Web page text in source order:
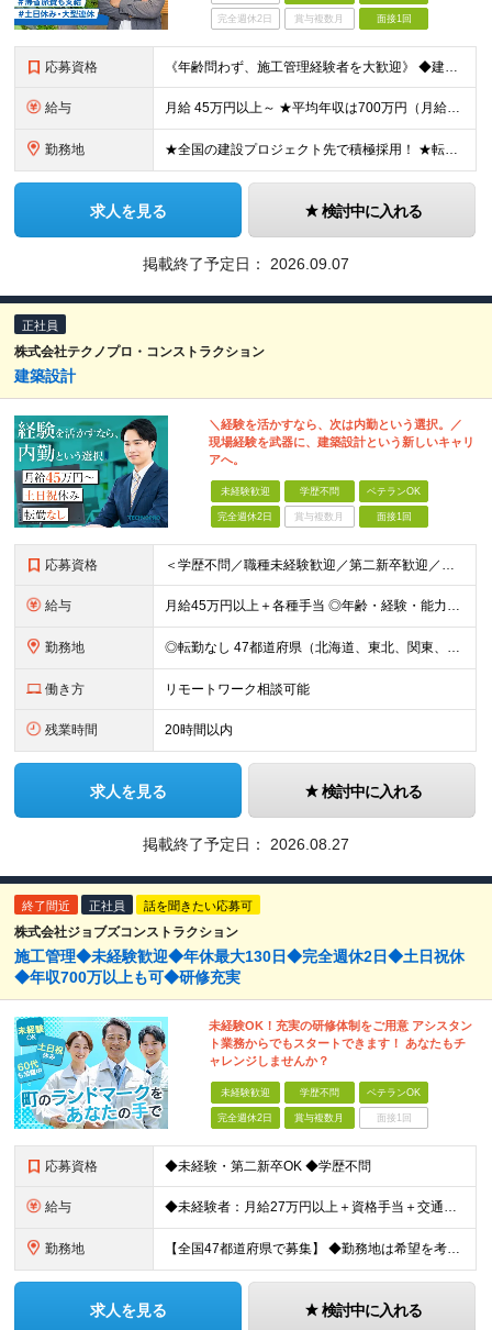
完全週休2日 賞与複数月 面接1回
応募資格 《年齢問わず、施工管理経験者を大歓迎》 ◆建設業界で技術系の実務経験があればOK ★経験に応じて、月給50万円以上、平均年収700万円以上も可能です 《応募条件》 ◆建設業界で技術系職種（施工管理や
給与 月給 45万円以上～ ★平均年収は700万円（月給50万円） ◎残業手当は、全額別途支給します。 ◎年齢・経験・能力などを考慮の上、決定します。 ◎試用期間3ヶ月あり。その間の待遇に変動はありません
勤務地 ★全国の建設プロジェクト先で積極採用！ ★転居を伴う転勤なし ★配属先は希望を最大限考慮します ★I・Uターン支援・寮あり ★案件によりマイカー通勤OK ＝拠点一覧＝ ◆本社／東京都港区東新橋2丁目
求人を見る 検討中に入れる
掲載終了予定日： 2026.09.07
正社員
株式会社テクノプロ・コンストラクション
建築設計
＼経験を活かすなら、次は内勤という選択。／
現場経験を武器に、建築設計という新しいキャリ
アへ。
未経験歓迎 学歴不問 ベテランOK
完全週休2日 賞与複数月 面接1回
応募資格 ＜学歴不問／職種未経験歓迎／第二新卒歓迎／ブランクOK＞ ■建設業界での実務経験をお持ちの方 └年数・分野・職種はいっさい不問！ ◆設計職が初めての方も歓迎！ ◆施工管理など、現場経験を活かしてキ
給与 月給45万円以上＋各種手当 ◎年齢・経験・能力・適性を考慮して、支給額を決定します。 ◎残業代は1分単位で100％支給。頑張った分はきちんと収入に還元します！ ＼充実の各種手当／ ■交通費全額支給
勤務地 ◎転勤なし 47都道府県（北海道、東北、関東、北陸・甲信越、関西、東海、中国、四国、九州、沖縄）の各プロジェクト先 ◇本人の希望を伴わない転居はなく、転勤もありません。 ◇勤務地はご希望を最大限考
働き方 リモートワーク相談可能
残業時間 20時間以内
求人を見る 検討中に入れる
掲載終了予定日： 2026.08.27
終了間近 正社員 話を聞きたい応募可
株式会社ジョブズコンストラクション
施工管理◆未経験歓迎◆年休最大130日◆完全週休2日◆土日祝休
◆年収700万以上も可◆研修充実
未経験OK！充実の研修体制をご用意 アシスタン
ト業務からでもスタートできます！ あなたもチ
ャレンジしませんか？
未経験歓迎 学歴不問 ベテランOK
完全週休2日 賞与複数月 面接1回
応募資格 ◆未経験・第二新卒OK ◆学歴不問
給与 ◆未経験者：月給27万円以上＋資格手当＋交通費全額支給＋時間外手当＋休日出勤手当 等 ◆経験者：月給32万円以上＋資格手当＋交通費全額支給＋時間外手当＋休日出勤手当 等 ◎あなたの給与は、これま
勤務地 【全国47都道府県で募集】 ◆勤務地は希望を考慮 ◆転勤なし ◆U・I・Jターン歓迎！ ◆基本直行直帰 ＼積極採用中／ 東北：宮城県、福島県 関東：東京都、神奈川県、埼玉県、千葉県 東海：愛知県、三
求人を見る 検討中に入れる